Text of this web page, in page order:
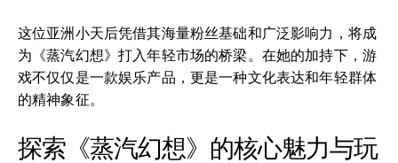
这位亚洲小天后凭借其海量粉丝基础和广泛影响力，将成
为《蒸汽幻想》打入年轻市场的桥梁。在她的加持下，游
戏不仅仅是一款娱乐产品，更是一种文化表达和年轻群体
的精神象征。
探索《蒸汽幻想》的核心魅力与玩